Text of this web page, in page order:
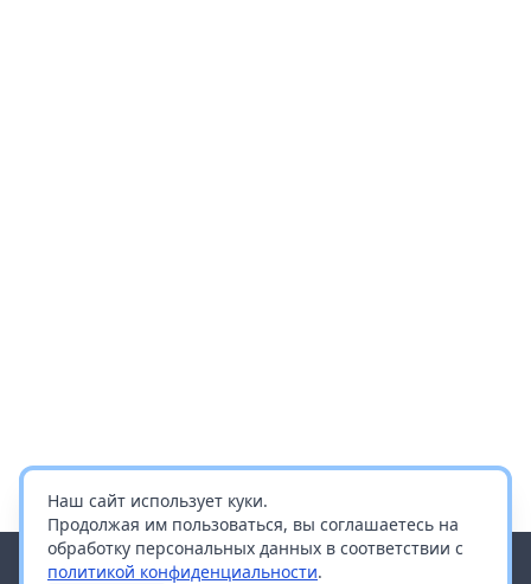
Наш сайт использует куки.
Продолжая им пользоваться, вы соглашаетесь на
обработку персональных данных в соответствии с
политикой конфиденциальности.